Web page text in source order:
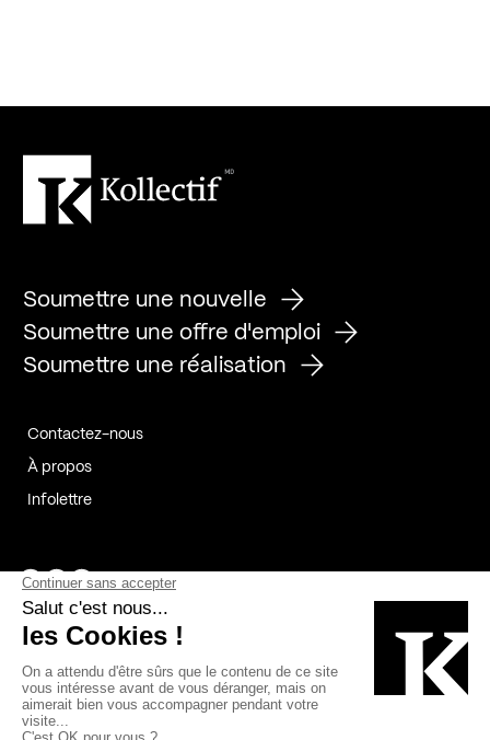
Soumettre une nouvelle
Soumettre une offre d'emploi
Soumettre une réalisation
Contactez-nous
À propos
Infolettre
Page Facebook de Kollectif
Page Instagram de Kollectif
Page Linkedin de Kollectif